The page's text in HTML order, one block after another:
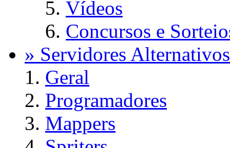
Vídeos
Concursos e
» Servidores
Geral
Programadores
Mappers